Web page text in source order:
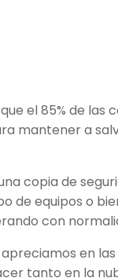
el 85% de
mantener a
copia de
de equipos o
con
en
tanto en la